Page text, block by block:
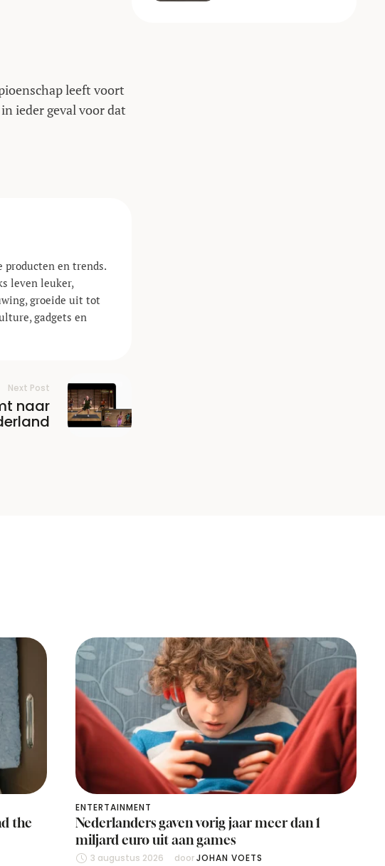
leeft voort
ieder geval voor dat
en trends.
leven leuker,
groeide uit tot
gadgets en
Next Post
naar
the
ENTERTAINMENT
Nederlanders gaven vorig jaar meer dan 1
miljard euro uit aan games
3 augustus 2026 door JOHAN VOETS